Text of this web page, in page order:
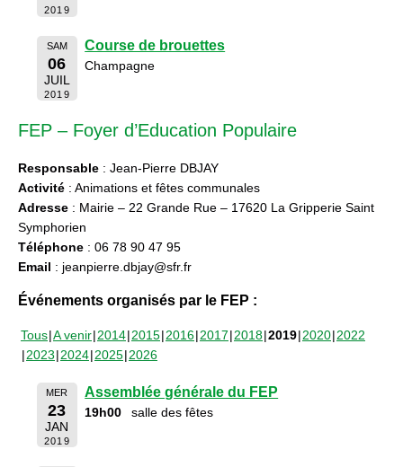
2019
SAM
06
JUIL
2019
Course de brouettes
Champagne
FEP – Foyer d’Education Populaire
Responsable : Jean-Pierre DBJAY
Activité : Animations et fêtes communales
Adresse : Mairie – 22 Grande Rue – 17620 La Gripperie Saint
Symphorien
Téléphone : 06 78 90 47 95
Email : jeanpierre.dbjay@sfr.fr
Événements organisés par le FEP :
Tous A venir 2014 2015 2016 2017 2018 2019 2020 2022
2023 2024 2025 2026
MER
23
JAN
2019
Assemblée générale du FEP
19h00 salle des fêtes